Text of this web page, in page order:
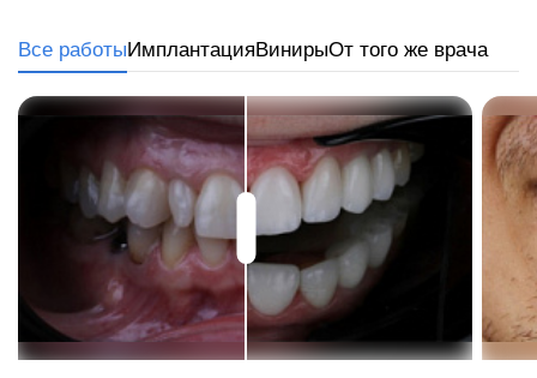
Все работыИмплантация ВинирыОт того же врача